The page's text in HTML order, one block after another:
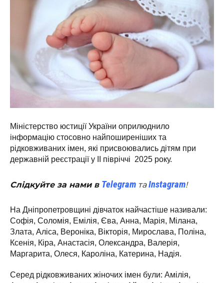
Міністерство юстиції України оприлюднило
інформацію стосовно найпоширеніших та
рідковживаних імен, які присвоювались дітям при
державній реєстрації у ІІ півріччі 2025 року.
Слідкуйте за нами в Telegram таInstagram!
На Дніпропетровщині дівчаток найчастіше називали:
Софія, Соломія, Емілія, Єва, Анна, Марія, Мілана,
Злата, Аліса, Вероніка, Вікторія, Мирослава, Поліна,
Ксенія, Кіра, Анастасія, Олександра, Валерія,
Маргарита, Олеся, Кароліна, Катерина, Надія.
Серед рідковживаних жіночих імен були: Амілія,